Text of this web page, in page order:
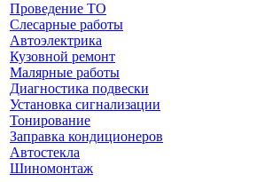
Проведение ТО
Слесарные работы
Автоэлектрика
Кузовной ремонт
Малярные работы
Диагностика подвески
Установка сигнализации
Тонирование
Заправка кондиционеров
Автостекла
Шиномонтаж